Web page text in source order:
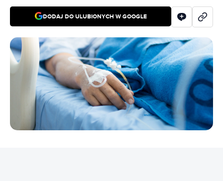
DODAJ DO ULUBIONYCH W GOOGLE